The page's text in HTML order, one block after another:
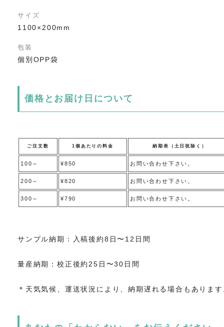
サイズ
1100×200mm
包装
個別OPP袋
価格とお届け日について
ご注文数 1個あたりの料金 納期表（土日祝除く）
100～ ¥850 お問い合わせ下さい。
200～ ¥820 お問い合わせ下さい。
300～ ¥790 お問い合わせ下さい。
サンプル納期：入稿後約8日〜12日間
量産納期：校正後約25日〜30日間
＊天気気候、運送状況により、納期遅れる場合もありま